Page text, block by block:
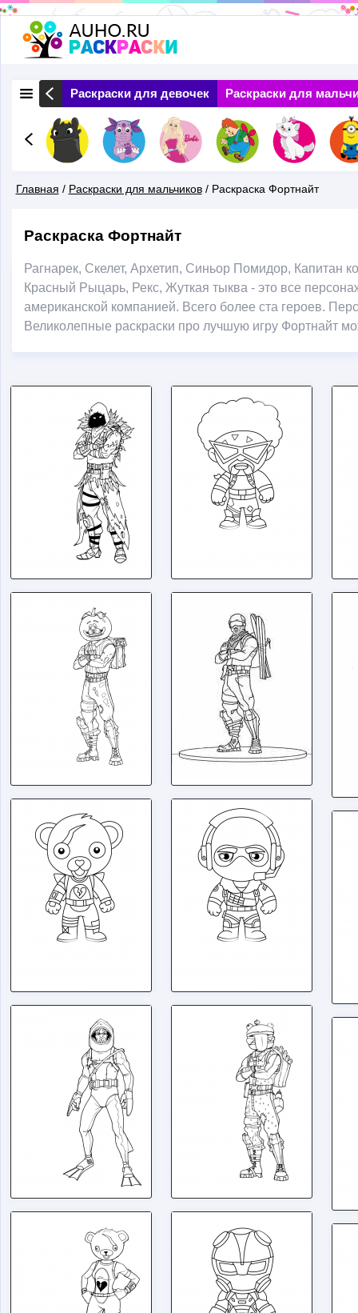
Перейти
к
основному
содержанию
Природа Раскраски для девочек Раскраски для
Здесь
Главная / Раскраски для мальчиков / Раскраска Фортнайт
Раскраска Фортнайт
Рагнарек, Скелет, Архетип, Синьор Помидор,
Красный Рыцарь, Рекс, Жуткая тыква - это все
американской компанией. Всего более ста героев.
Великолепные раскраски про лучшую игру Фортнайт